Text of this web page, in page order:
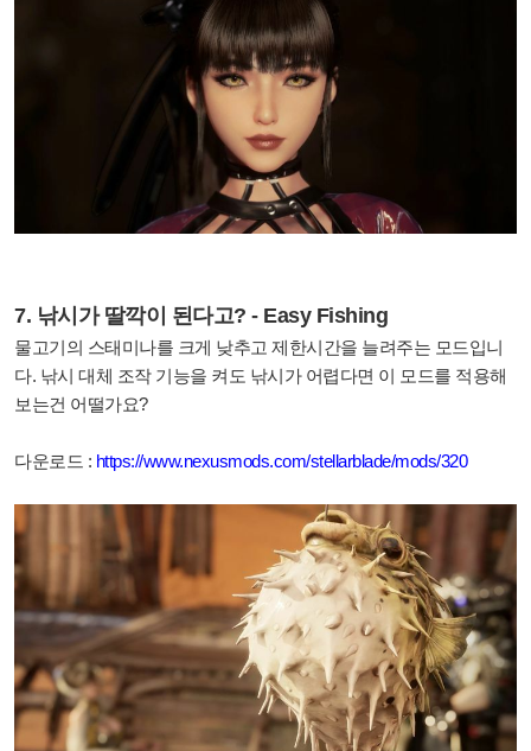
7. 낚시가 딸깍이 된다고? - Easy Fishing
물고기의 스태미나를 크게 낮추고 제한시간을 늘려주는 모드입니
다. 낚시 대체 조작 기능을 켜도 낚시가 어렵다면 이 모드를 적용해
보는건 어떨가요?
다운로드 : https://www.nexusmods.com/stellarblade/mods/320